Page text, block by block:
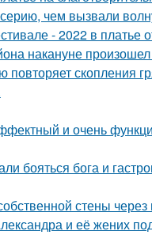
чем вызвали
- 2022 в платье
накануне
повторяет скопления
и очень
бояться бога и
стены
и её жених